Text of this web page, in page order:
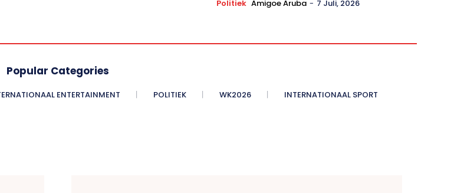
Politiek Amigoe Aruba - 7 Juli, 2026
Popular Categories
ENTERTAINMENT POLITIEK WK2026 INTERNATIONAAL SPORT